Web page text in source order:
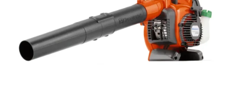
4.4 Google Reviews
4.7 Trustpilot